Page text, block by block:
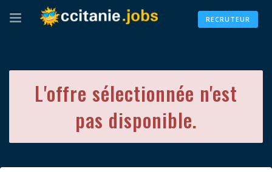
RECRUTEUR
L'offre sélectionnée n'est
pas disponible.